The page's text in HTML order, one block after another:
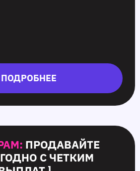
ПОДРОБНЕЕ
ПРОДАВАЙТЕ
С ЧЕТКИМ